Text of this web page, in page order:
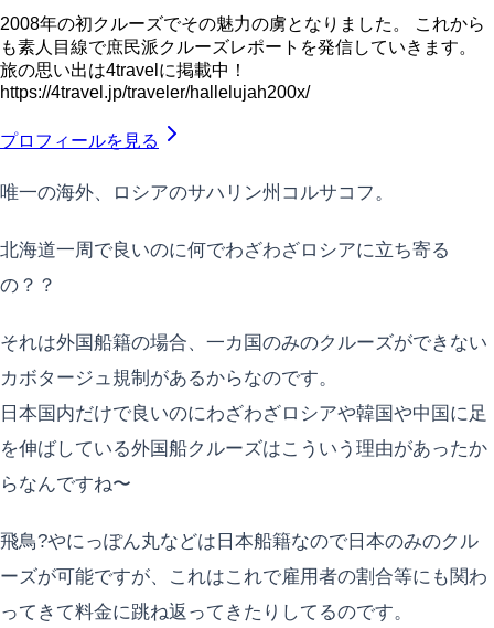
2008年の初クルーズでその魅力の虜となりました。 これから
も素人目線で庶民派クルーズレポートを発信していきます。
旅の思い出は4travelに掲載中！
https://4travel.jp/traveler/hallelujah200x/
プロフィールを見る
唯一の海外、ロシアのサハリン州コルサコフ。
北海道一周で良いのに何でわざわざロシアに立ち寄る
の？？
それは外国船籍の場合、一カ国のみのクルーズができない
カボタージュ規制があるからなのです。
日本国内だけで良いのにわざわざロシアや韓国や中国に足
を伸ばしている外国船クルーズはこういう理由があったか
らなんですね〜
飛鳥?やにっぽん丸などは日本船籍なので日本のみのクル
ーズが可能ですが、これはこれで雇用者の割合等にも関わ
ってきて料金に跳ね返ってきたりしてるのです。